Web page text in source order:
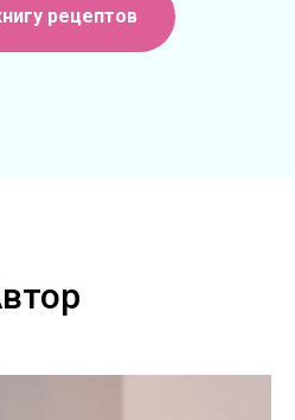
рецептов